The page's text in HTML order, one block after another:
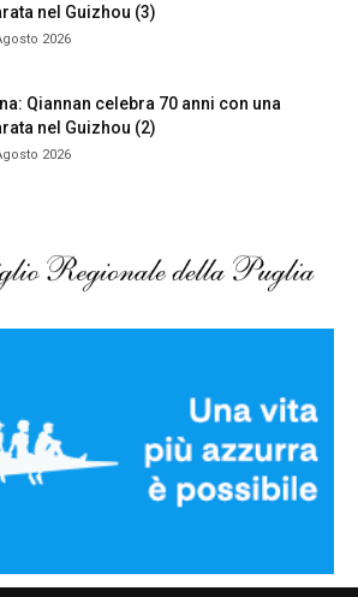
nel Guizhou (3)
2026
Qiannan celebra 70 anni con una
nel Guizhou (2)
2026